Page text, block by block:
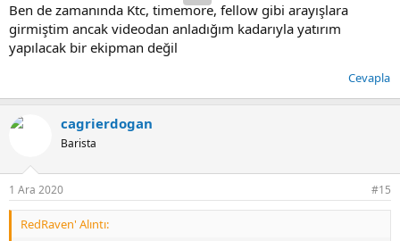
Ben de zamanında Ktc, timemore, fellow gibi arayışlara
girmiştim ancak videodan anladığım kadarıyla yatırım
yapılacak bir ekipman değil
Cevapla
cagrierdogan
Barista
1 Ara 2020 #15
RedRaven' Alıntı: